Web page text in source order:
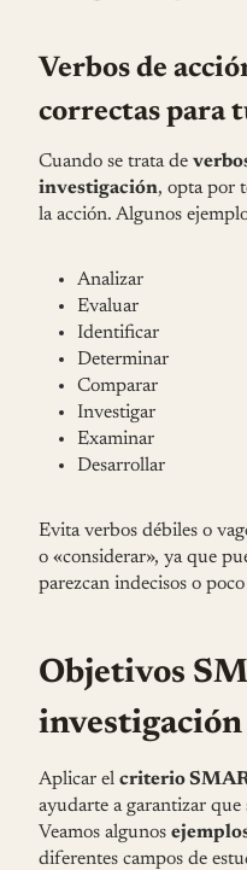
Verbos de
correctas para
Cuando se trata de
investigación, opta por
la acción. Algunos
Analizar
Evaluar
Identificar
Determinar
Comparar
Investigar
Examinar
Desarrollar
Evita verbos débiles o
o «considerar», ya que
parezcan indecisos o
Objetivos
investigación
Aplicar el criterio
ayudarte a garantizar que
Veamos algunos
diferentes campos de